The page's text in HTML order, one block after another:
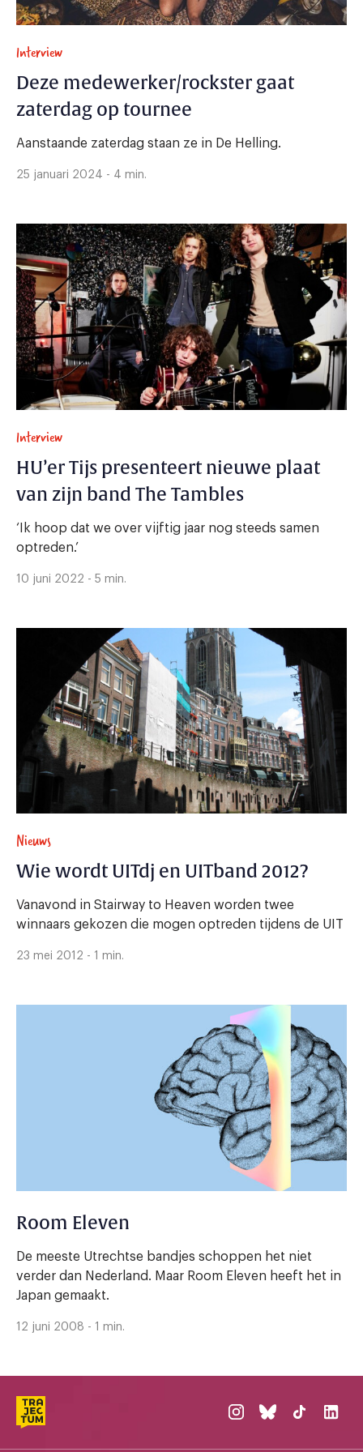
Interview
Deze medewerker/rockster gaat
zaterdag op tournee
Aanstaande zaterdag staan ze in De Helling.
25 januari 2024 - 4 min.
Interview
HU’er Tijs presenteert nieuwe plaat
van zijn band The Tambles
‘Ik hoop dat we over vijftig jaar nog steeds samen
optreden.’
10 juni 2022 - 5 min.
Nieuws
Wie wordt UITdj en UITband 2012?
Vanavond in Stairway to Heaven worden twee
winnaars gekozen die mogen optreden tijdens de UIT
23 mei 2012 - 1 min.
Room Eleven
De meeste Utrechtse bandjes schoppen het niet
verder dan Nederland. Maar Room Eleven heeft het in
Japan gemaakt.
12 juni 2008 - 1 min.